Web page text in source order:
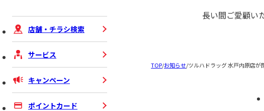
店舗・チラシ検索
サービス
キャンペーン
ポイントカード
長い間ご愛顧い
TOP/お知らせ/ツルハドラッグ 水戸内原店が